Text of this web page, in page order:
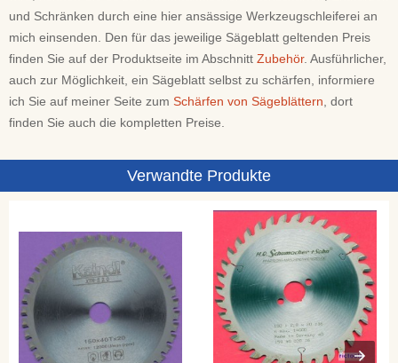
und Schränken durch eine hier ansässige Werkzeugschleiferei an
mich einsenden. Den für das jeweilige Sägeblatt geltenden Preis
finden Sie auf der Produktseite im Abschnitt Zubehör. Ausführlicher,
auch zur Möglichkeit, ein Sägeblatt selbst zu schärfen, informiere
ich Sie auf meiner Seite zum Schärfen von Sägeblättern, dort
finden Sie auch die kompletten Preise.
Verwandte Produkte